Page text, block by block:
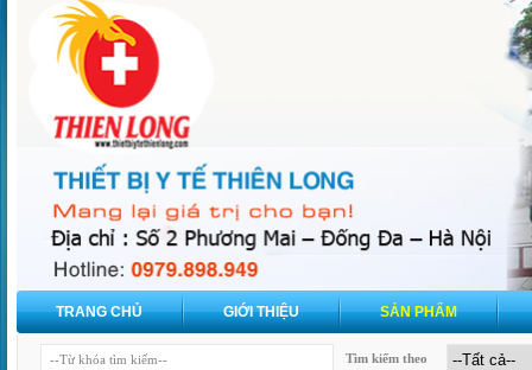
TRANG CHỦ GIỚI THIỆU SẢN PHẨM
Tìm kiếm theo